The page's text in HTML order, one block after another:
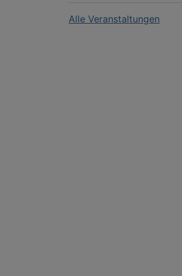
Alle Veranstaltungen